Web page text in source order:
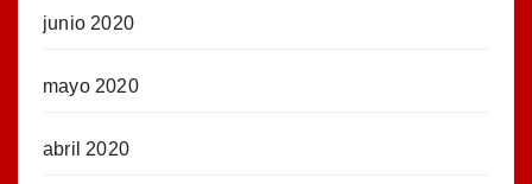
junio 2020
mayo 2020
abril 2020